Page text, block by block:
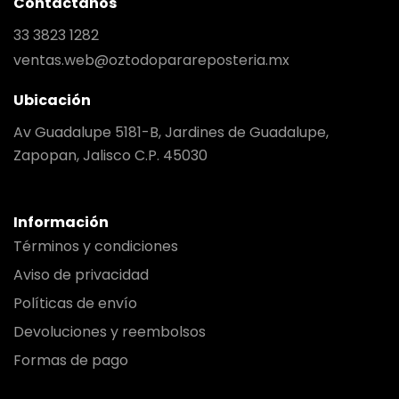
33 3823 1282
ventas.web@oztodoparareposteria.mx
Ubicación
Av Guadalupe 5181-B, Jardines de Guadalupe,
Zapopan, Jalisco C.P. 45030
Información
Términos y condiciones
Aviso de privacidad
Políticas de envío
Devoluciones y reembolsos
Formas de pago